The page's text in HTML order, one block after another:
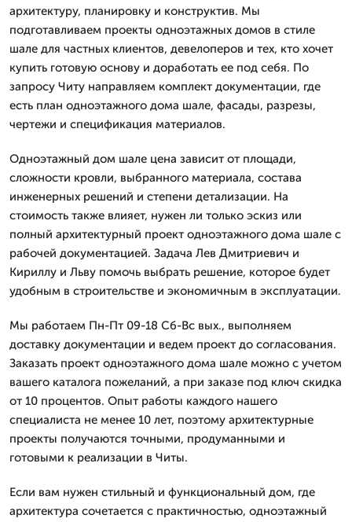
архитектуру, планировку и конструктив. Мы
подготавливаем проекты одноэтажных домов в стиле
шале для частных клиентов, девелоперов и тех, кто хочет
купить готовую основу и доработать ее под себя. По
запросу Читу направляем комплект документации, где
есть план одноэтажного дома шале, фасады, разрезы,
чертежи и спецификация материалов.
Одноэтажный дом шале цена зависит от площади,
сложности кровли, выбранного материала, состава
инженерных решений и степени детализации. На
стоимость также влияет, нужен ли только эскиз или
полный архитектурный проект одноэтажного дома шале с
рабочей документацией. Задача Лев Дмитpиевич и
Кириллу и Льву помочь выбрать решение, которое будет
удобным в строительстве и экономичным в эксплуатации.
Мы работаем Пн-Пт 09-18 Сб-Вс вых., выполняем
доставку документации и ведем проект до согласования.
Заказать проект одноэтажного дома шале можно с учетом
вашего каталога пожеланий, а при заказе под ключ скидка
от 10 процентов. Опыт работы каждого нашего
специалиста не менее 10 лет, поэтому архитектурные
проекты получаются точными, продуманными и
готовыми к реализации в Читы.
Если вам нужен стильный и функциональный дом, где
архитектура сочетается с практичностью, одноэтажный